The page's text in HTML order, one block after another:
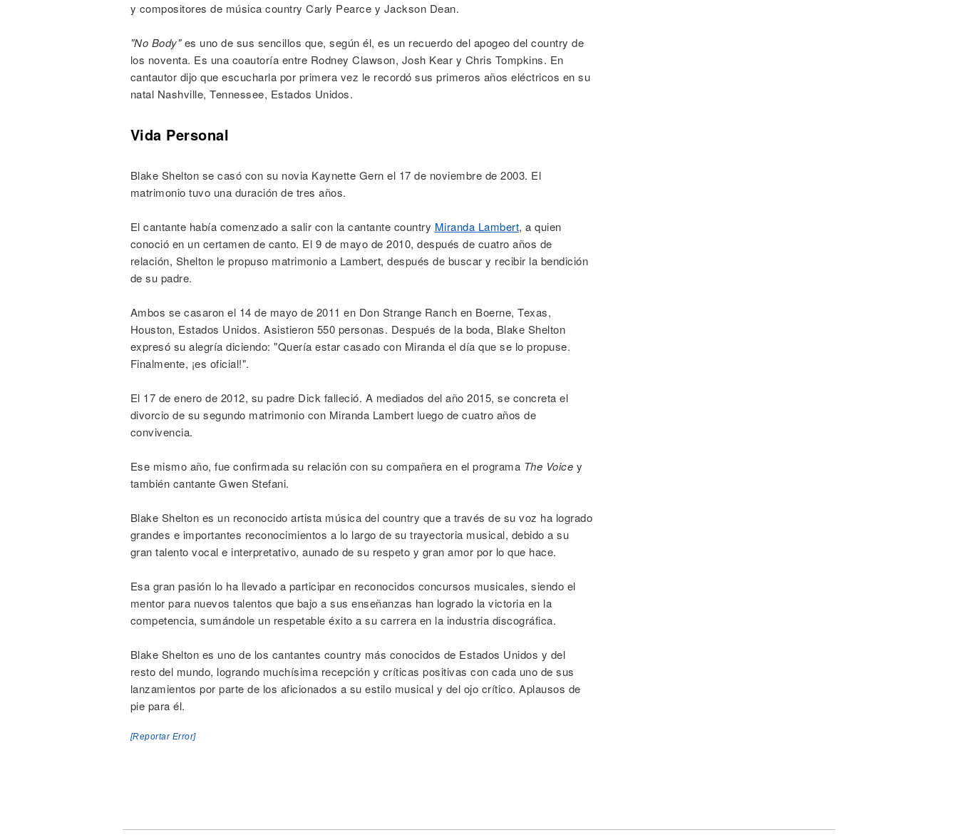
y compositores de música country Carly Pearce y Jackson Dean.
"No Body"es uno de sus sencillos que, según él, es un recuerdo del apogeo del country de
los noventa. Es una coautoría entre Rodney Clawson, Josh Kear y Chris Tompkins. En
cantautor dijo que escucharla por primera vez le recordó sus primeros años eléctricos en su
natal Nashville, Tennessee, Estados Unidos.
Vida Personal
Blake Shelton se casó con su novia Kaynette Gern el 17 de noviembre de 2003. El
matrimonio tuvo una duración de tres años.
El cantante había comenzado a salir con la cantante country Miranda Lambert, a quien
conoció en un certamen de canto. El 9 de mayo de 2010, después de cuatro años de
relación, Shelton le propuso matrimonio a Lambert, después de buscar y recibir la bendición
de su padre.
Ambos se casaron el 14 de mayo de 2011 en Don Strange Ranch en Boerne, Texas,
Houston, Estados Unidos. Asistieron 550 personas. Después de la boda, Blake Shelton
expresó su alegría diciendo: "Quería estar casado con Miranda el día que se lo propuse.
Finalmente, ¡es oficial!".
El 17 de enero de 2012, su padre Dick falleció. A mediados del año 2015, se concreta el
divorcio de su segundo matrimonio con Miranda Lambert luego de cuatro años de
convivencia.
Ese mismo año, fue confirmada su relación con su compañera en el programa The Voice y
también cantante Gwen Stefani.
Blake Shelton es un reconocido artista música del country que a través de su voz ha logrado
grandes e importantes reconocimientos a lo largo de su trayectoria musical, debido a su
gran talento vocal e interpretativo, aunado de su respeto y gran amor por lo que hace.
Esa gran pasión lo ha llevado a participar en reconocidos concursos musicales, siendo el
mentor para nuevos talentos que bajo a sus enseñanzas han logrado la victoria en la
competencia, sumándole un respetable éxito a su carrera en la industria discográfica.
Blake Shelton es uno de los cantantes country más conocidos de Estados Unidos y del
resto del mundo, logrando muchísima recepción y críticas positivas con cada uno de sus
lanzamientos por parte de los aficionados a su estilo musical y del ojo crítico. Aplausos de
pie para él.
[Reportar Error]